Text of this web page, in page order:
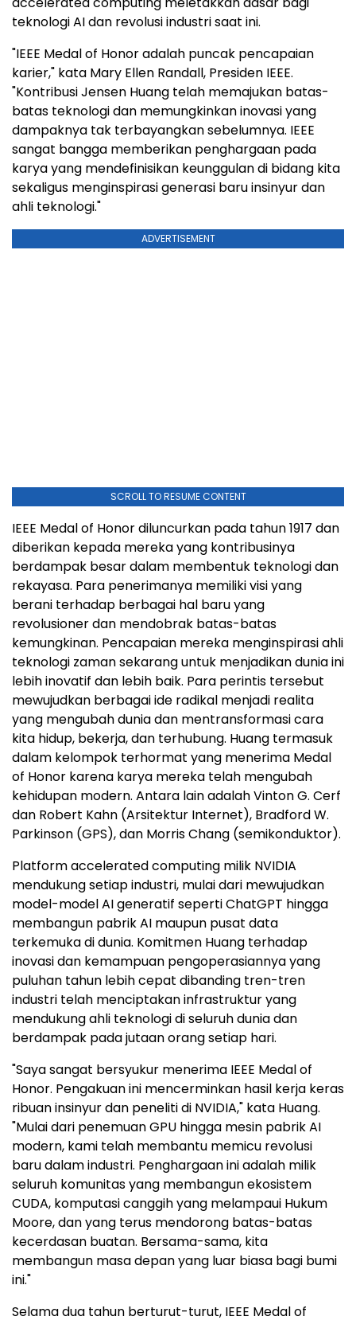
teknologi AI dan revolusi industri saat ini.
"IEEE Medal of Honor adalah puncak pencapaian
karier," kata Mary Ellen Randall, Presiden IEEE.
"Kontribusi Jensen Huang telah memajukan batas-
batas teknologi dan memungkinkan inovasi yang
dampaknya tak terbayangkan sebelumnya. IEEE
sangat bangga memberikan penghargaan pada
karya yang mendefinisikan keunggulan di bidang kita
sekaligus menginspirasi generasi baru insinyur dan
ahli teknologi."
ADVERTISEMENT
SCROLL TO RESUME CONTENT
IEEE Medal of Honor diluncurkan pada tahun 1917 dan
diberikan kepada mereka yang kontribusinya
berdampak besar dalam membentuk teknologi dan
rekayasa. Para penerimanya memiliki visi yang
berani terhadap berbagai hal baru yang
revolusioner dan mendobrak batas-batas
kemungkinan. Pencapaian mereka menginspirasi ahli
teknologi zaman sekarang untuk menjadikan dunia ini
lebih inovatif dan lebih baik. Para perintis tersebut
mewujudkan berbagai ide radikal menjadi realita
yang mengubah dunia dan mentransformasi cara
kita hidup, bekerja, dan terhubung. Huang termasuk
dalam kelompok terhormat yang menerima Medal
of Honor karena karya mereka telah mengubah
kehidupan modern. Antara lain adalahVinton G. Cerf
dan Robert Kahn (Arsitektur Internet), Bradford W.
Parkinson (GPS), dan Morris Chang (semikonduktor).
Platform accelerated computing milik NVIDIA
mendukung setiap industri, mulai dari mewujudkan
model-model AI generatif seperti ChatGPT hingga
membangun pabrik AI maupun pusat data
terkemuka di dunia. Komitmen Huang terhadap
inovasi dan kemampuan pengoperasiannya yang
puluhan tahun lebih cepat dibanding tren-tren
industri telah menciptakan infrastruktur yang
mendukung ahli teknologi di seluruh dunia dan
berdampak pada jutaan orang setiap hari.
"Saya sangat bersyukur menerima IEEE Medal of
Honor. Pengakuan ini mencerminkan hasil kerja keras
ribuan insinyur dan peneliti di NVIDIA," kata Huang.
"Mulai dari penemuan GPU hingga mesin pabrik AI
modern, kami telah membantu memicu revolusi
baru dalam industri. Penghargaan ini adalah milik
seluruh komunitas yang membangun ekosistem
CUDA, komputasi canggih yang melampaui Hukum
Moore, dan yang terus mendorong batas-batas
kecerdasan buatan. Bersama-sama, kita
membangun masa depan yang luar biasa bagi bumi
ini."
Selama dua tahun berturut-turut, IEEE Medal of